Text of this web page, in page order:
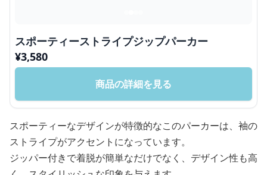
スポーティーストライプジップパーカー
¥3,580
商品の詳細を見る
スポーティーなデザインが特徴的なこのパーカーは、袖の
ストライプがアクセントになっています。
ジッパー付きで着脱が簡単なだけでなく、デザイン性も高